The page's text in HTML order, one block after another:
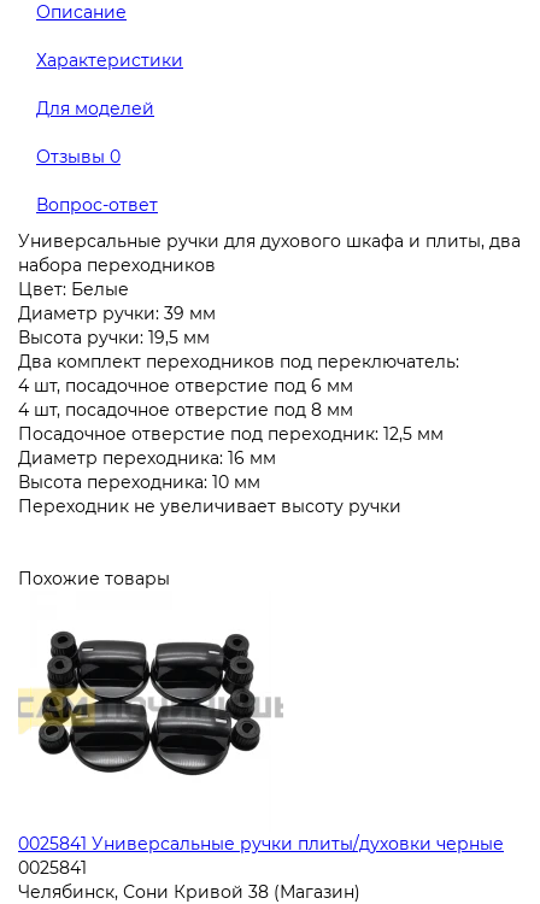
Описание
Характеристики
Для моделей
Отзывы 0
Вопрос-ответ
Универсальные ручки для духового шкафа и плиты, два
набора переходников
Цвет: Белые
Диаметр ручки: 39 мм
Высота ручки: 19,5 мм
Два комплект переходников под переключатель:
4 шт, посадочное отверстие под 6 мм
4 шт, посадочное отверстие под 8 мм
Посадочное отверстие под переходник: 12,5 мм
Диаметр переходника: 16 мм
Высота переходника: 10 мм
Переходник не увеличивает высоту ручки
Похожие товары
0025841 Универсальные ручки плиты/духовки черные
0025841
Челябинск, Сони Кривой 38 (Магазин)